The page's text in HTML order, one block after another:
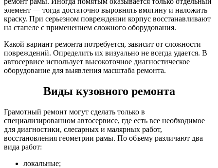
элемент — тогда достаточно выровнять вмятину и наложить
краску. При серьезном повреждении корпус восстанавливают
на стапеле с применением сложного оборудования.
Какой вариант ремонта потребуется, зависит от сложности
повреждений. Определить их визуально не всегда удается. В
автосервисе использует высокоточное диагностическое
оборудование для выявления масштаба ремонта.
Виды кузовного ремонта
Грамотный ремонт могут сделать только в
специализированном автосервисе, где есть все необходимое
для диагностики, слесарных и малярных работ,
восстановления геометрии рамы. По объему различают два
вида работ:
локальные;